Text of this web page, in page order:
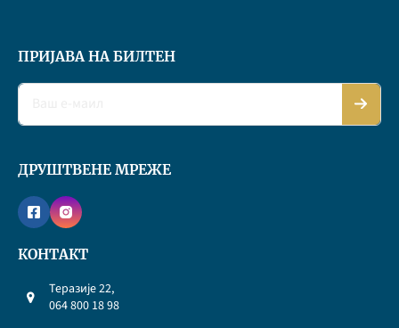
ПРИЈАВА НА БИЛТЕН
ДРУШТВЕНЕ МРЕЖЕ
КОНТАКТ
Теразије 22,
064 800 18 98